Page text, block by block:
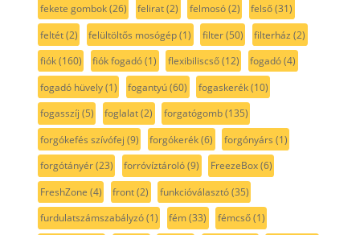
fekete gombok(26) felirat(2) felmosó(2) felső(31)
feltét(2) felültöltős mosógép(1) filter(50) filterház (2)
fiók(160) fiók fogadó(1) flexibiliscső(12) fogadó(4)
fogadó hüvely(1) fogantyú(60) fogaskerék(10)
fogasszíj (5) foglalat(2) forgatógomb(135)
forgókefés szívófej (9) forgókerék(6) forgónyárs (1)
forgótányér(23) forróvíztároló(9) FreezeBox(6)
FreshZone (4) front(2) funkcióválasztó(35)
furdulatszámszabályzó(1) fém(33) fémcső(1)